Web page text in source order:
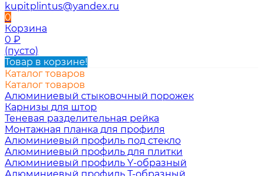
kupitplintus@yandex.ru
0
Корзина
0 ₽
(пусто)
Товар в корзине!
Каталог товаров
Каталог товаров
Алюминиевый стыковочный порожек
Карнизы для штор
Теневая разделительная рейка
Монтажная планка для профиля
Алюминиевый профиль под стекло
Алюминиевый профиль для плитки
Алюминиевый профиль Y-образный